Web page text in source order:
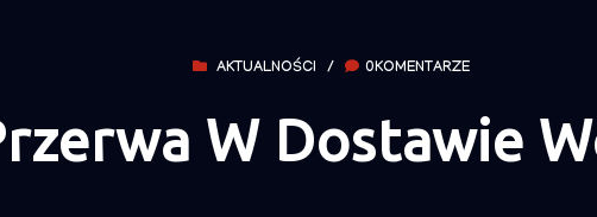
AKTUALNOŚCI / 0KOMENTARZE
W Dostawie